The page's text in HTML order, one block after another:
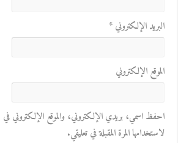
البريد الإلكتروني*
الموقع الإلكتروني
احفظ اسمي، بريدي الإلكتروني، والموقع الإلكتروني
لاستخدامها المرة المقبلة في تعليقي.